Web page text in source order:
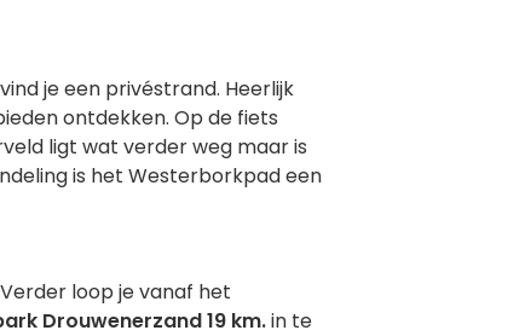
je een privéstrand. Heerlijk
ontdekken. Op de fiets
ligt wat verder weg maar is
is het Westerborkpad een
loop je vanaf het
Drouwenerzand 19 km.in te